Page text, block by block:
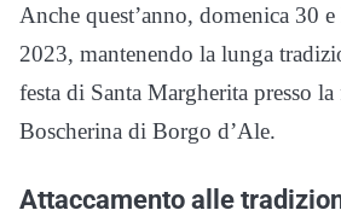
Anche quest’anno, domenica 30
2023, mantenendo la lunga
festa di Santa Margherita presso
Boscherina di Borgo d’Ale.
Attaccamento alle